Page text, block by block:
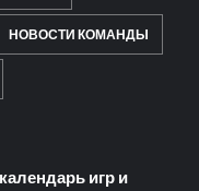
НОВОСТИ КОМАНДЫ
игр и